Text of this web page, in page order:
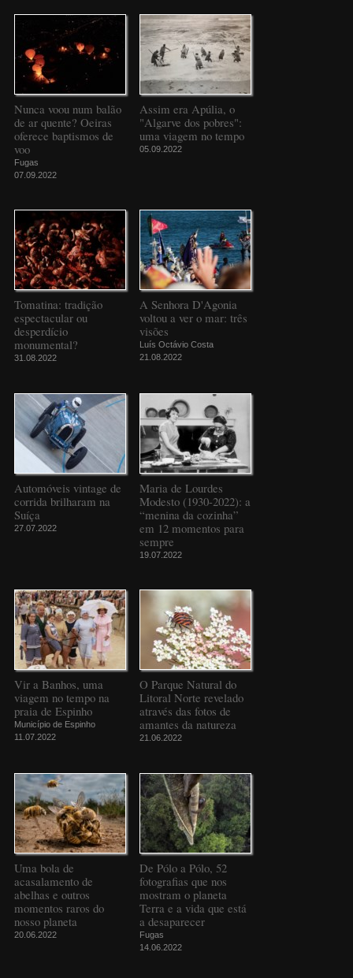
Nunca voou num balão
de ar quente? Oeiras
oferece baptismos de
voo
Fugas
07.09.2022
Assim era Apúlia, o
"Algarve dos pobres":
uma viagem no tempo
05.09.2022
Tomatina: tradição
espectacular ou
desperdício
monumental?
31.08.2022
A Senhora D'Agonia
voltou a ver o mar: três
visões
Luís Octávio Costa
21.08.2022
Automóveis vintage de
corrida brilharam na
Suíça
27.07.2022
Maria de Lourdes
Modesto (1930-2022): a
“menina da cozinha”
em 12 momentos para
sempre
19.07.2022
Vir a Banhos, uma
viagem no tempo na
praia de Espinho
Município de Espinho
11.07.2022
O Parque Natural do
Litoral Norte revelado
através das fotos de
amantes da natureza
21.06.2022
Uma bola de
acasalamento de
abelhas e outros
momentos raros do
nosso planeta
20.06.2022
De Pólo a Pólo, 52
fotografias que nos
mostram o planeta
Terra e a vida que está
a desaparecer
Fugas
14.06.2022